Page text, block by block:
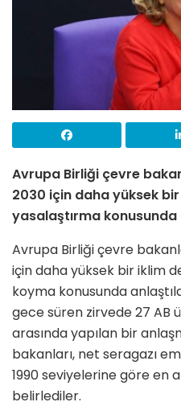
Avrupa Birliği çevre
2030 için daha yüksek
yasalaştırma konusunda
Avrupa Birliği çevre
için daha yüksek bir iklim
koyma konusunda
gece süren zirvede 27 AB
arasında yapılan bir
bakanları, net seragazı
1990 seviyelerine göre en
belirlediler.